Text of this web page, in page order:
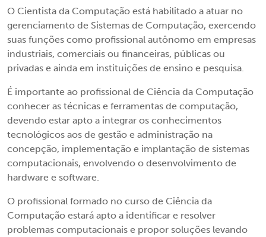
O Cientista da Computação está habilitado a atuar no
gerenciamento de Sistemas de Computação, exercendo
suas funções como profissional autônomo em empresas
industriais, comerciais ou financeiras, públicas ou
privadas e ainda em instituições de ensino e pesquisa.
É importante ao profissional de Ciência da Computação
conhecer as técnicas e ferramentas de computação,
devendo estar apto a integrar os conhecimentos
tecnológicos aos de gestão e administração na
concepção, implementação e implantação de sistemas
computacionais, envolvendo o desenvolvimento de
hardware e software.
O profissional formado no curso de Ciência da
Computação estará apto a identificar e resolver
problemas computacionais e propor soluções levando